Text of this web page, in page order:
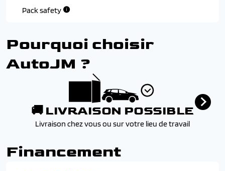
Pack safety
Pourquoi choisir
AutoJM ?
🚚 LIVRAISON POSSIBLE
Livraison chez vous ou sur votre lieu de travail
Financement